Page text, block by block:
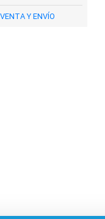
Y ENVÍO